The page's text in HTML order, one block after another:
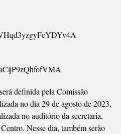
definida pela Comissão
no dia 29 de agosto de 2023,
no auditório da secretaria,
Nesse dia, também serão